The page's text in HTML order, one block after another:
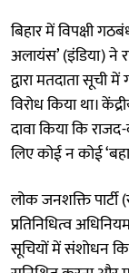
बिहार में विपक्षी
अलायंस’ (इंडिया) ने
द्वारा मतदाता सूची
विरोध किया था।
दावा किया कि
लिए कोई न कोई
लोक जनशक्ति
प्रतिनिधित्व
सूचियों में संशोधन